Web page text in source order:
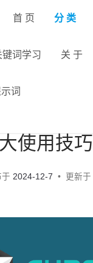
首 页 分 类
键词学习 关 于
词
使用技巧
2024-12-7 更新于